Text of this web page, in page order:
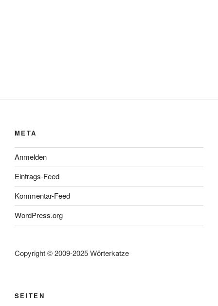
META
Anmelden
Eintrags-Feed
Kommentar-Feed
WordPress.org
Copyright © 2009-2025 Wörterkatze
SEITEN